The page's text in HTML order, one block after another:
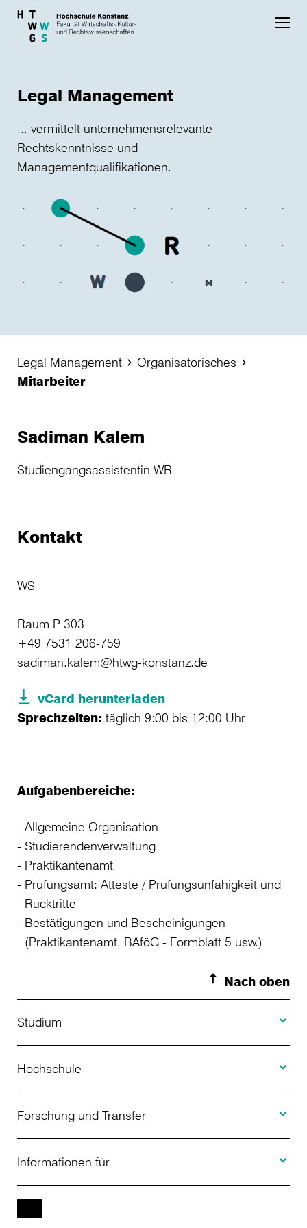
Skip to main content
Legal Management
... vermittelt unternehmensrelevante
Rechtskenntnisse und
Managementqualifikationen.
Legal Management
Organisatorisches
Mitarbeiter
Sadiman Kalem
Studiengangsassistentin WR
Kontakt
WS
Raum P 303
+49 7531 206-759
sadiman.kalem@htwg-konstanz.de
vCard herunterladen
Sprechzeiten: täglich 9:00 bis 12:00 Uhr
Aufgabenbereiche:
Allgemeine Organisation
Studierendenverwaltung
Praktikantenamt
Prüfungsamt: Atteste / Prüfungsunfähigkeit und
Rücktritte
Bestätigungen und Bescheinigungen
(Praktikantenamt, BAföG - Formblatt 5 usw.)
Nach oben
Studium
Studienangebot
Bewerbung
Studienberatung
Weiterbildung
Hochschule
Über uns
Aktuelles
Forschung und Transfer
Projekte
Informationen für